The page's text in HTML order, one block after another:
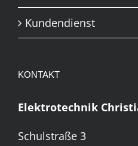
Kundendienst
KONTAKT
Elektrotechnik
Schulstraße 3